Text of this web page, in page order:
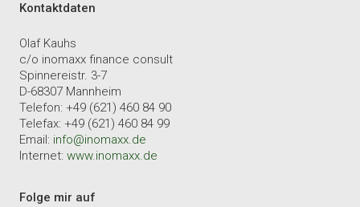
Kontaktdaten
Olaf Kauhs
c/o inomaxx finance consult
Spinnereistr. 3-7
D-68307 Mannheim
Telefon: +49 (621) 460 84 90
Telefax: +49 (621) 460 84 99
Email: info@inomaxx.de
Internet: www.inomaxx.de
Folge mir auf